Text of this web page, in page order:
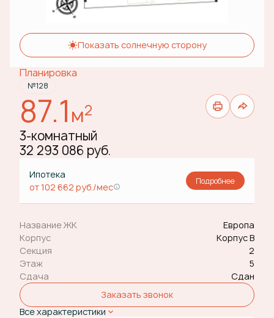
Показать солнечную сторону
Планировка
№128
87.1м2
3-комнатный
32 293 086 руб.
Ипотека
от 102 662 руб./мес
Подробнее
Название ЖК
Европа
Корпус
Корпус В
Секция
2
Этаж
5
Сдача
Сдан
Заказать звонок
Все характеристики